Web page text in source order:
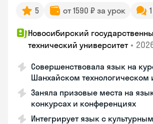
5 от 1590 ₽ за урок
Новосибирский
технический университет •
Совершенствовала язык на
Шанхайском технологическом
Заняла призовые места на
конкурсах и конференциях
Интегрирует язык с